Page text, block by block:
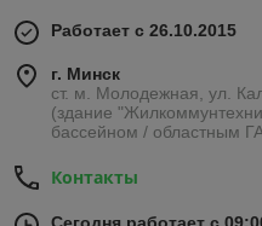
Работает с 26.10.2015
г. Минск
ст. м. Молодежная, ул.
(здание
бассейном / областным
Контакты